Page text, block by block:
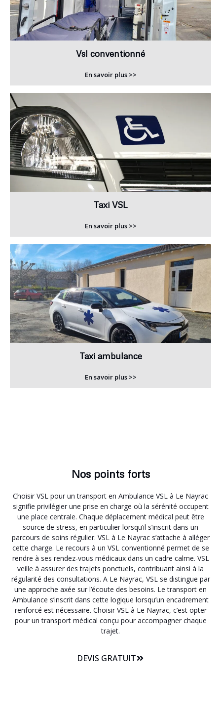
Vsl conventionné
En savoir plus >>
Taxi VSL
En savoir plus >>
Taxi ambulance
En savoir plus >>
Nos points forts
Choisir VSL pour un transport en Ambulance VSL à Le Nayrac
signifie privilégier une prise en charge où la sérénité occupent
une place centrale. Chaque déplacement médical peut être
source de stress, en particulier lorsqu’il s’inscrit dans un
parcours de soins régulier. VSL à Le Nayrac s’attache à alléger
cette charge. Le recours à un VSL conventionné permet de se
rendre à ses rendez-vous médicaux dans un cadre calme. VSL
veille à assurer des trajets ponctuels, contribuant ainsi à la
régularité des consultations. A Le Nayrac, VSL se distingue par
une approche axée sur l’écoute des besoins. Le transport en
Ambulance s’inscrit dans cette logique lorsqu’un encadrement
renforcé est nécessaire. Choisir VSL à Le Nayrac, c’est opter
pour un transport médical conçu pour accompagner chaque
trajet.
DEVIS GRATUIT